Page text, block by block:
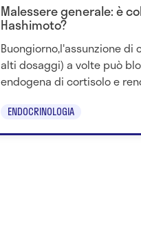
Malessere generale: è
Hashimoto?
Buongiorno,l'assunzione di
alti dosaggi) a volte può
endogena di cortisolo e
ENDOCRINOLOGIA